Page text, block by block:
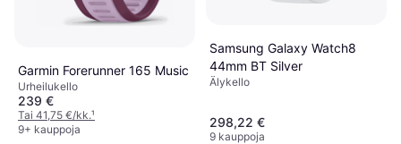
Garmin Forerunner 165 Music
Urheilukello
239 €
Tai 41,75 €/kk.¹
9+ kauppoja
Samsung Galaxy Watch8
44mm BT Silver
Älykello
298,22 €
9 kauppoja